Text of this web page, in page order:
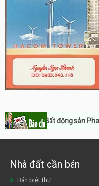
Bất động sản Phan Rang:
Nhà đất cần bán
Bán biệt thự